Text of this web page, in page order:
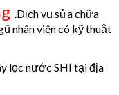
.Dịch vụ sửa chữa
nhân viên có kỹ thuật
lọc nước SHI tại địa